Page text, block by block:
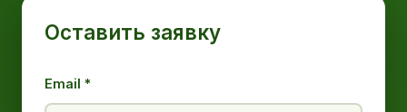
Оставить заявку
Email *